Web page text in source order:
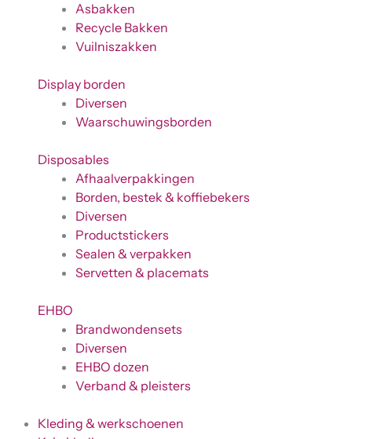
Asbakken
Recycle Bakken
Vuilniszakken
Display borden
Diversen
Waarschuwingsborden
Disposables
Afhaalverpakkingen
Borden, bestek & koffiebekers
Diversen
Productstickers
Sealen & verpakken
Servetten & placemats
EHBO
Brandwondensets
Diversen
EHBO dozen
Verband & pleisters
Kleding & werkschoenen